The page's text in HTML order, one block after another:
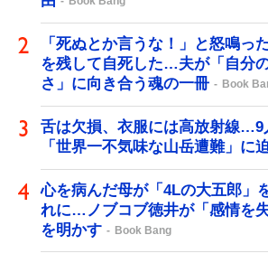
「死ぬとか言うな！」と怒鳴っ
を残して自死した…夫が「自分
さ」に向き合う魂の一冊
Book
舌は欠損、衣服には高放射線…9
「世界一不気味な山岳遭難」に
心を病んだ母が「4Lの大五郎」
れに…ノブコブ徳井が「感情を
を明かす
Book Bang